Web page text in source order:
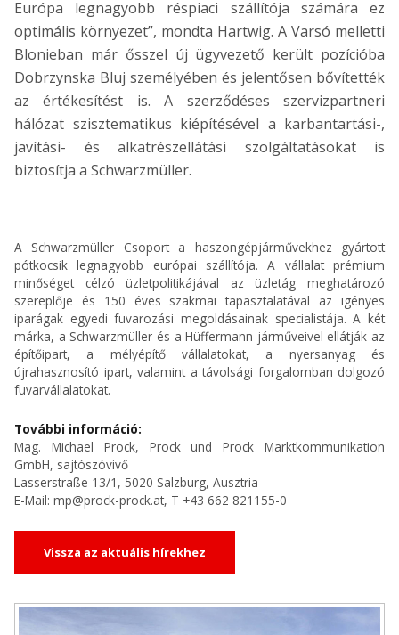
Európa legnagyobb réspiaci szállítója számára ez
optimális környezet”, mondta Hartwig. A Varsó melletti
Blonieban már ősszel új ügyvezető került pozícióba
Dobrzynska Bluj személyében és jelentősen bővítették
az értékesítést is. A szerződéses szervizpartneri
hálózat szisztematikus kiépítésével a karbantartási-,
javítási- és alkatrészellátási szolgáltatásokat is
biztosítja a Schwarzmüller.
A Schwarzmüller Csoport a haszongépjárművekhez gyártott
pótkocsik legnagyobb európai szállítója. A vállalat prémium
minőséget célzó üzletpolitikájával az üzletág meghatározó
szereplője és 150 éves szakmai tapasztalatával az igényes
iparágak egyedi fuvarozási megoldásainak specialistája. A két
márka, a Schwarzmüller és a Hüffermann járműveivel ellátják az
építőipart, a mélyépítő vállalatokat, a nyersanyag és
újrahasznosító ipart, valamint a távolsági forgalomban dolgozó
fuvarvállalatokat.
További információ:
Mag. Michael Prock, Prock und Prock Marktkommunikation
GmbH, sajtószóvivő
Lasserstraße 13/1, 5020 Salzburg, Ausztria
E-Mail: mp@prock-prock.at, T +43 662 821155-0
Vissza az aktuális hírekhez